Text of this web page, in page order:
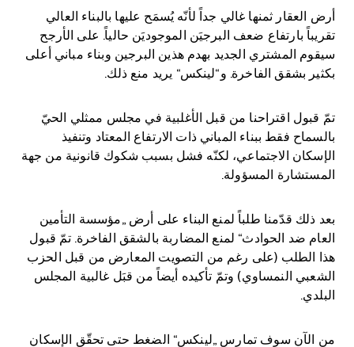
أرض العقار ثمنها غالي جداً لأنّه يُسمَح عليها بالبناء العالي
تقريباً بارتفاع ضعف البرجيَن الموجوديَن حالياً. على الأرجح
سيقوم المشتري الجديد بهدم هذين البرجين وبناء مباني أعلى
بكثير بشقق الفاخرة. و“لينكس“ يريد منع ذلك.
تمّ قبول اقتراحنا من قبل الأغلبية في مجلس ممثلي الحيّ
بالسماح فقط ببناء المباني ذات الارتفاع المعتاد وتنفيذ
الإسكان الاجتماعي، لكنّه فشل بسبب شكوك قانونية من جهة
المستشارة المسؤولة.
بعد ذلك قدّمنا طلباً لمنع البناء على أرض „مؤسسة التأمين
العام ضد الحوادث“ لمنع المضاربة بالشقق الفاخرة. تمّ قبول
هذا الطلب (على رغم من التصويت المعارض من قبل الحزب
الشعبي النمساوي) وتمّ تأكيده أيضاً من قبَل غالبية المجلس
البلدي.
من الآن سوف تمارس „لينكس“ الضغط حتى تحقّق الإسكان